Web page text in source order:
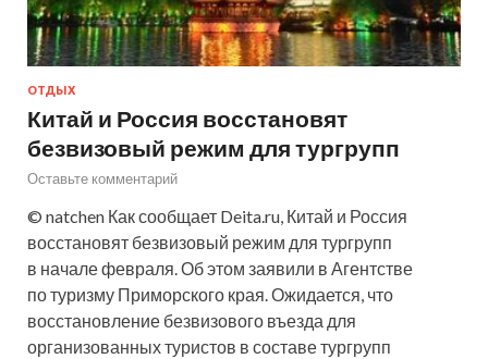
ОТДЫХ
Китай и Россия восстановят
безвизовый режим для тургрупп
Оставьте комментарий
© natchen Как сообщает Deita.ru, Китай и Россия
восстановят безвизовый режим для тургрупп
в начале февраля. Об этом заявили в Агентстве
по туризму Приморского края. Ожидается, что
восстановление безвизового въезда для
организованных туристов в составе тургрупп